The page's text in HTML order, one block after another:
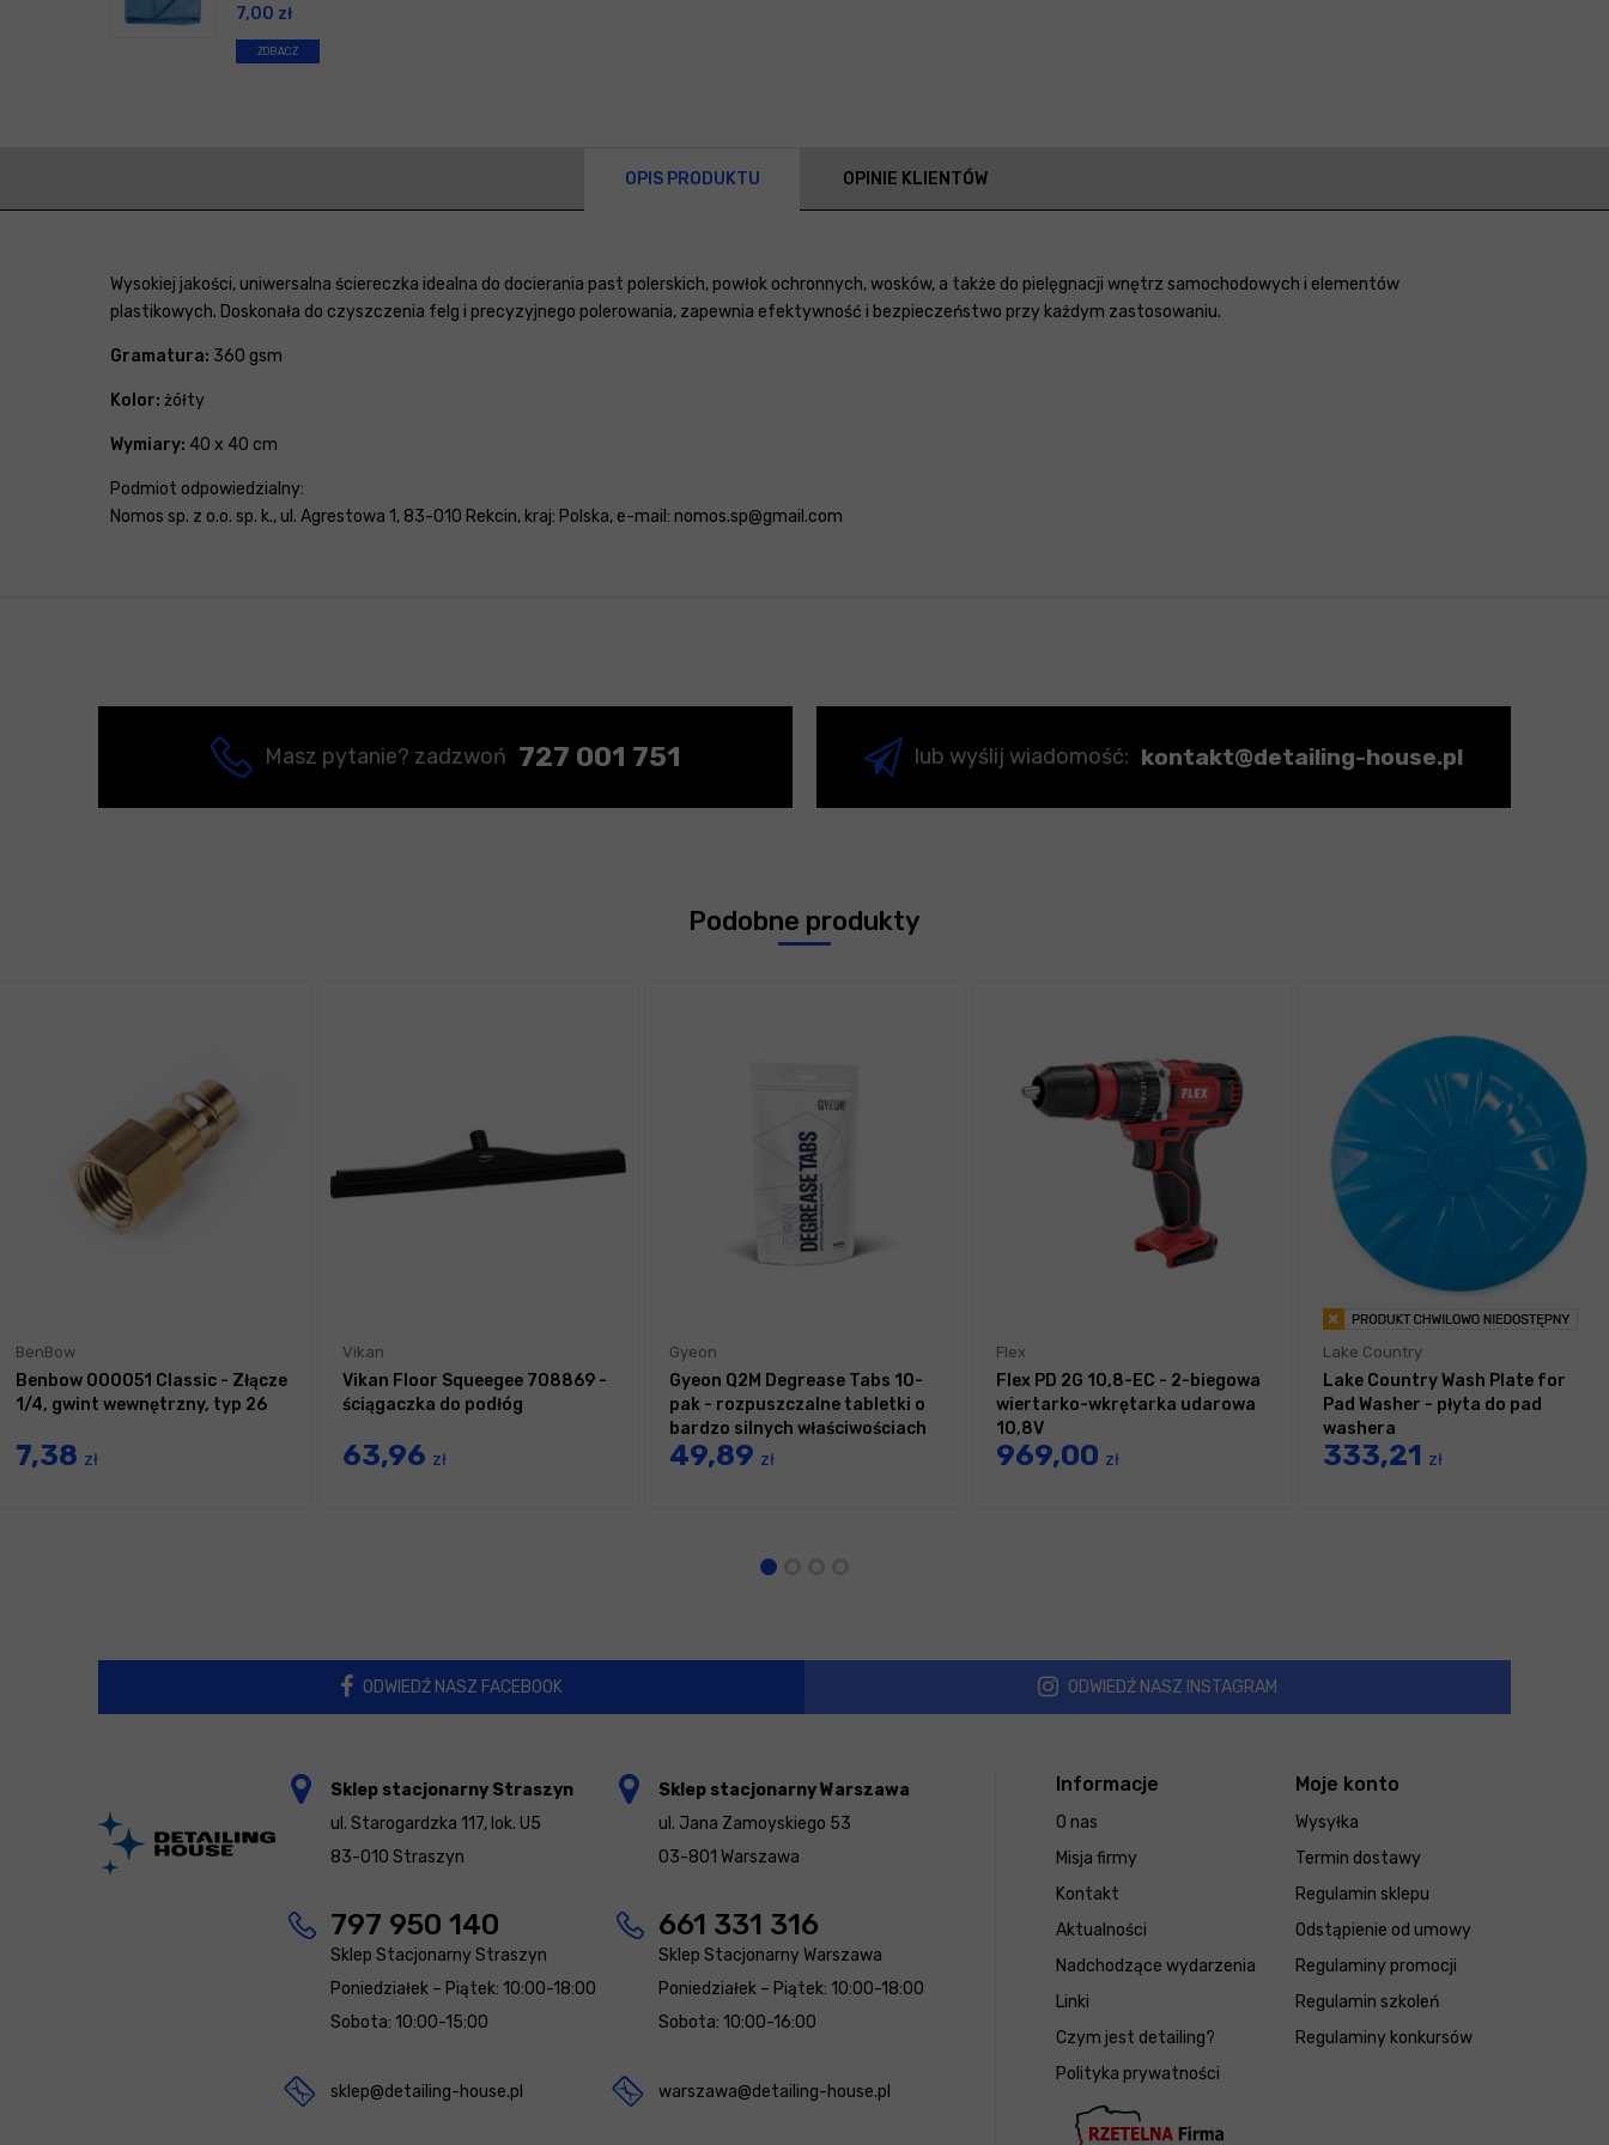
7,00 zł
ZOBACZ
OPIS PRODUKTU OPINIE KLIENTÓW
Wysokiej jakości, uniwersalna ściereczka idealna do docierania past polerskich, powłok ochronnych, wosków, a także do pielęgnacji wnętrz samochodowych i elementów
plastikowych. Doskonała do czyszczenia felg i precyzyjnego polerowania, zapewnia efektywność i bezpieczeństwo przy każdym zastosowaniu.
Gramatura: 360 gsm
Kolor: żółty
Wymiary: 40 x 40 cm
Podmiot odpowiedzialny:
Nomos sp. z o.o. sp. k., ul. Agrestowa 1, 83-010 Rekcin, kraj: Polska, e-mail: nomos.sp@gmail.com
Masz pytanie? zadzwoń 727 001 751 lub wyślij wiadomość: kontakt@detailing-house.pl
Podobne produkty
BenBow
Benbow 000051 Classic - Złącze
1/4, gwint wewnętrzny, typ 26
7,38 zł
Vikan
Vikan Floor Squeegee 708869 -
ściągaczka do podłóg
63,96 zł
Gyeon
Gyeon Q2M Degrease Tabs 10-
pak - rozpuszczalne tabletki o
bardzo silnych właściwościach
odtłuszczających
49,89 zł
Flex
Flex PD 2G 10,8-EC - 2-biegowa
wiertarko-wkrętarka udarowa
10,8V
969,00 zł
Lake Country
Lake Country Wash Plate for
Pad Washer - płyta do pad
washera
333,21 zł
ODWIEDŹ NASZ FACEBOOK ODWIEDŹ NASZ INSTAGRAM
Informacje
O nas
Misja firmy
Kontakt
Aktualności
Nadchodzące wydarzenia
Linki
Czym jest detailing?
Polityka prywatności
Moje konto
Wysyłka
Termin dostawy
Regulamin sklepu
Odstąpienie od umowy
Regulaminy promocji
Regulamin szkoleń
Regulaminy konkursów
Sklep stacjonarny Straszyn
ul. Starogardzka 117, lok. U5
83-010 Straszyn
797 950 140
Sklep Stacjonarny Straszyn
Poniedziałek – Piątek: 10:00-18:00
Sobota: 10:00-15:00
sklep@detailing-house.pl
Sklep stacjonarny Warszawa
ul. Jana Zamoyskiego 53
03-801 Warszawa
661 331 316
Sklep Stacjonarny Warszawa
Poniedziałek – Piątek: 10:00-18:00
Sobota: 10:00-16:00
warszawa@detailing-house.pl